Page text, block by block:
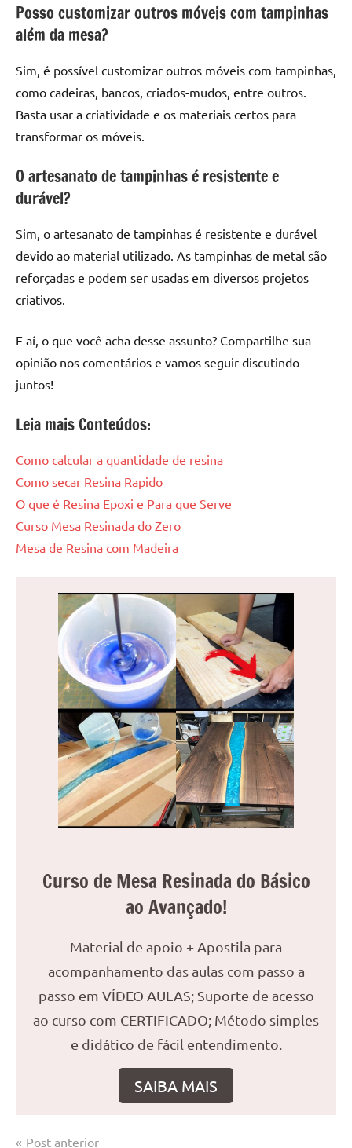
Posso customizar outros móveis com tampinhas
além da mesa?
Sim, é possível customizar outros móveis com tampinhas,
como cadeiras, bancos, criados-mudos, entre outros.
Basta usar a criatividade e os materiais certos para
transformar os móveis.
O artesanato de tampinhas é resistente e
durável?
Sim, o artesanato de tampinhas é resistente e durável
devido ao material utilizado. As tampinhas de metal são
reforçadas e podem ser usadas em diversos projetos
criativos.
E aí, o que você acha desse assunto? Compartilhe sua
opinião nos comentários e vamos seguir discutindo
juntos!
Leia mais Conteúdos:
Como calcular a quantidade de resina
Como secar Resina Rapido
O que é Resina Epoxi e Para que Serve
Curso Mesa Resinada do Zero
Mesa de Resina com Madeira
Curso de Mesa Resinada do Básico
ao Avançado!
Material de apoio + Apostila para
acompanhamento das aulas com passo a
passo em VÍDEO AULAS; Suporte de acesso
ao curso com CERTIFICADO; Método simples
e didático de fácil entendimento.
SAIBA MAIS
Navegação
Post anterior